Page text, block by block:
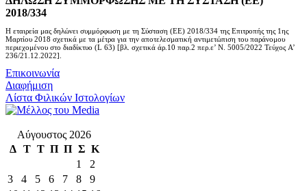
2018/334
Η εταιρεία μας δηλώνει συμμόρφωση με τη Σύσταση (ΕΕ) 2018/334 της Επιτροπής της 1ης
Μαρτίου 2018 σχετικά με τα μέτρα για την αποτελεσματική αντιμετώπιση του παράνομου
περιεχομένου στο διαδίκτυο (L 63) [βλ. σχετικά άρ.10 παρ.2 περ.ε’ Ν. 5005/2022 Τεύχος A’
236/21.12.2022].
Επικοινωνία
Διαφήμιση
Λίστα Φιλικών Ιστολογίων
Αύγουστος 2026
Δ Τ Τ Π Π Σ Κ
1
2
3
4 5 6 7 8
9